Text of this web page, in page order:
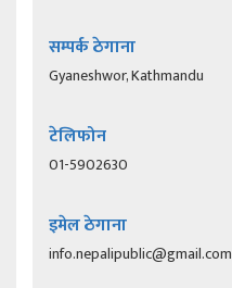
सम्पर्क ठेगाना
Gyaneshwor, Kathmandu
टेलिफोन
01-5902630
इमेल ठेगाना
info.nepalipublic@gmail.com